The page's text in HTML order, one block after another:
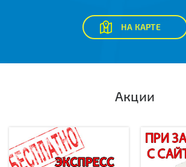
НА КАРТЕ
Акции